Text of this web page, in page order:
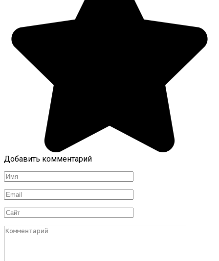
Добавить комментарий
Имя
Email
Сайт
Комментарий